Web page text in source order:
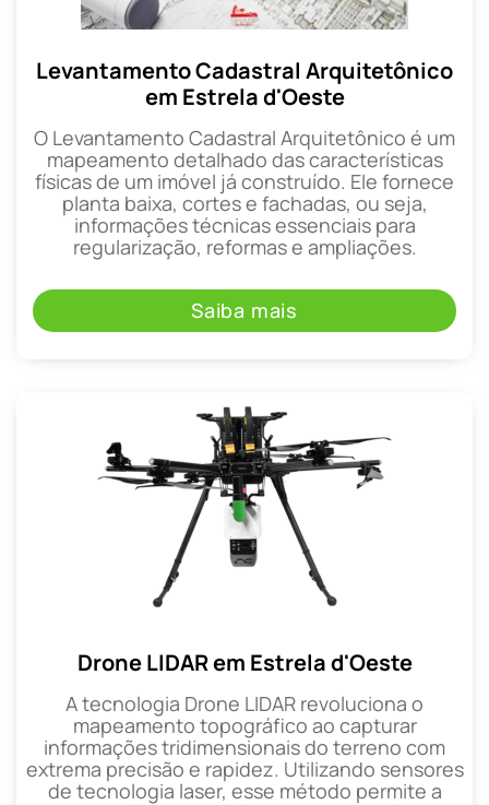
Levantamento Cadastral Arquitetônico
em Estrela d'Oeste
O Levantamento Cadastral Arquitetônico é um
mapeamento detalhado das características
físicas de um imóvel já construído. Ele fornece
planta baixa, cortes e fachadas, ou seja,
informações técnicas essenciais para
regularização, reformas e ampliações.
Saiba mais
Drone LIDAR em Estrela d'Oeste
A tecnologia Drone LIDAR revoluciona o
mapeamento topográfico ao capturar
informações tridimensionais do terreno com
extrema precisão e rapidez. Utilizando sensores
de tecnologia laser, esse método permite a